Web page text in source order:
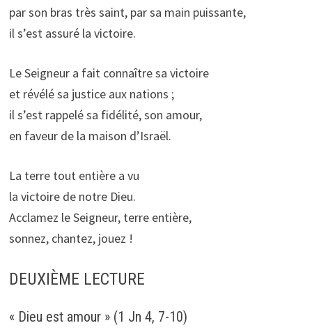
par son bras très saint, par sa main puissante,
il s’est assuré la victoire.
Le Seigneur a fait connaître sa victoire
et révélé sa justice aux nations ;
il s’est rappelé sa fidélité, son amour,
en faveur de la maison d’Israël.
La terre tout entière a vu
la victoire de notre Dieu.
Acclamez le Seigneur, terre entière,
sonnez, chantez, jouez !
DEUXIÈME LECTURE
« Dieu est amour » (1 Jn 4, 7-10)